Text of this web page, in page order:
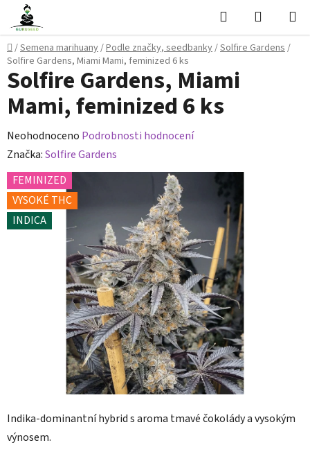
Přejít
obsah
Hledat
KOŠÍK
Domů
/Semena marihuany/Podle značky, seedbanky/Solfire Gardens/
Solfire Gardens, Miami Mami, feminized 6 ks
Indika-dominantní hybrid s aroma tmavé čokolády a vysokým
výnosem.
Solfire Gardens, Miami
Mami, feminized 6 ks
Průměrné
hodnocení
produktu
je
0,0
z
Neohodnoceno Podrobnosti hodnocení
Značka:Solfire Gardens
FEMINIZED
VYSOKÉ THC
INDICA